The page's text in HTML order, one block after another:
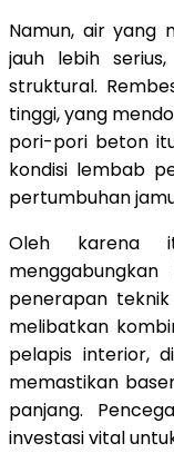
Namun, air yang
jauh lebih
struktural.
tinggi, yang
pori-pori beton
kondisi lembab
pertumbuhan
Oleh karena
penerapan
melibatkan
pelapis interior,
memastikan
panjang.
investasi vital